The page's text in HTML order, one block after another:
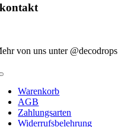
kontakt
von uns unter @decodrops
Warenkorb
AGB
Zahlungsarten
Widerrufsbelehrung